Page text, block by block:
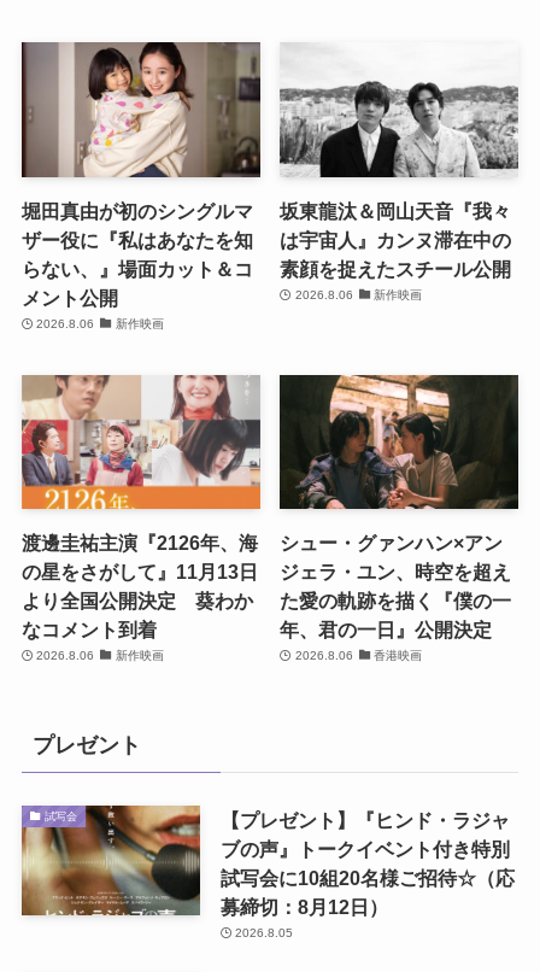
堀田真由が初のシングルマ
ザー役に『私はあなたを知
らない、』場面カット＆コ
メント公開
2026.8.06 新作映画
坂東龍汰＆岡山天音『我々
は宇宙人』カンヌ滞在中の
素顔を捉えたスチール公開
2026.8.06 新作映画
渡邊圭祐主演『2126年、海
の星をさがして』11月13日
より全国公開決定 葵わか
なコメント到着
2026.8.06 新作映画
シュー・グァンハン×アン
ジェラ・ユン、時空を超え
た愛の軌跡を描く『僕の一
年、君の一日』公開決定
2026.8.06 香港映画
プレゼント
試写会
【プレゼント】『ヒンド・ラジャ
ブの声』トークイベント付き特別
試写会に10組20名様ご招待☆（応
募締切：8月12日）
2026.8.05